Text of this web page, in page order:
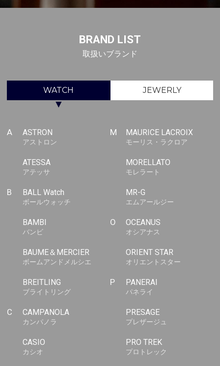
BRAND LIST
取扱いブランド
WATCH JEWERLY
▼
A ASTRON
アストロン
ATESSA
アテッサ
B BALL Watch
ボールウォッチ
BAMBI
バンビ
BAUME＆MERCIER
ボームアンドメルシエ
BREITLING
ブライトリング
C CAMPANOLA
カンパノラ
CASIO
カシオ
M MAURICE LACROIX
モーリス・ラクロア
MORELLATO
モレラート
MR-G
エムアールジー
O OCEANUS
オシアナス
ORIENT STAR
オリエントスター
P PANERAI
パネライ
PRESAGE
プレザージュ
PRO TREK
プロトレック